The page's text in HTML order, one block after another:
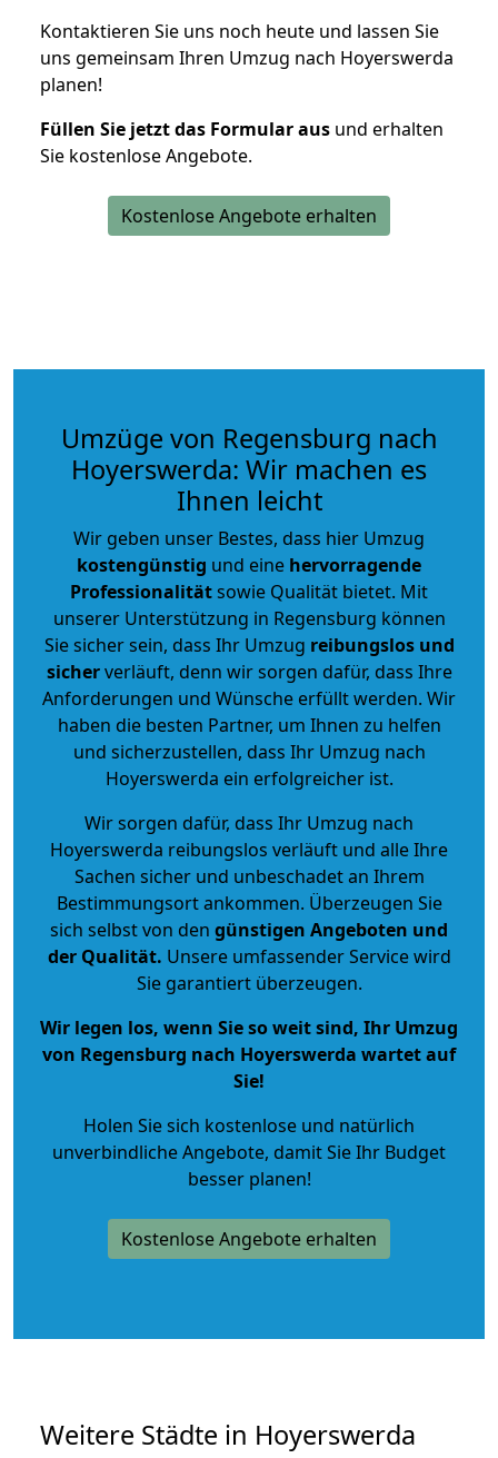
Kontaktieren Sie uns noch heute und lassen Sie
uns gemeinsam Ihren Umzug nach Hoyerswerda
planen!
Füllen Sie jetzt das Formular aus und erhalten
Sie kostenlose Angebote.
Kostenlose Angebote erhalten
Umzüge von Regensburg nach
Hoyerswerda: Wir machen es
Ihnen leicht
Wir geben unser Bestes, dass hier Umzug
kostengünstig und eine hervorragende
Professionalitätsowie Qualität bietet. Mit
unserer Unterstützung in Regensburg können
Sie sicher sein, dass Ihr Umzug reibungslos und
sicherverläuft, denn wir sorgen dafür, dass Ihre
Anforderungen und Wünsche erfüllt werden. Wir
haben die besten Partner, um Ihnen zu helfen
und sicherzustellen, dass Ihr Umzug nach
Hoyerswerda ein erfolgreicher ist.
Wir sorgen dafür, dass Ihr Umzug nach
Hoyerswerda reibungslos verläuft und alle Ihre
Sachen sicher und unbeschadet an Ihrem
Bestimmungsort ankommen. Überzeugen Sie
sich selbst von den günstigen Angeboten und
der Qualität. Unsere umfassender Service wird
Sie garantiert überzeugen.
Wir legen los, wenn Sie so weit sind, Ihr Umzug
von Regensburg nach Hoyerswerda wartet auf
Sie!
Holen Sie sich kostenlose und natürlich
unverbindliche Angebote, damit Sie Ihr Budget
besser planen!
Kostenlose Angebote erhalten
Weitere Städte in Hoyerswerda